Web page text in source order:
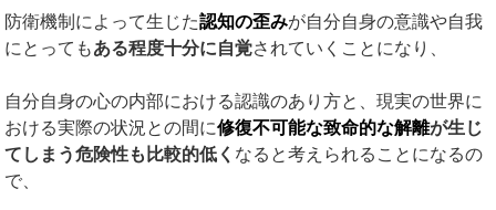
防衛機制によって生じた認知の歪みが自分自身の意識や自我
にとってもある程度十分に自覚されていくことになり、
自分自身の心の内部における認識のあり方と、現実の世界に
おける実際の状況との間に修復不可能な致命的な解離が生じ
てしまう危険性も比較的低く なると考えられることになるの
で、